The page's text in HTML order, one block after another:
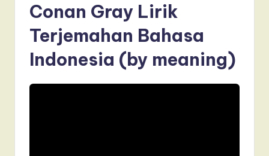
Conan Gray Lirik
Terjemahan Bahasa
Indonesia (by meaning)